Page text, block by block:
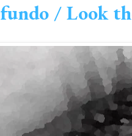
fundo / Look